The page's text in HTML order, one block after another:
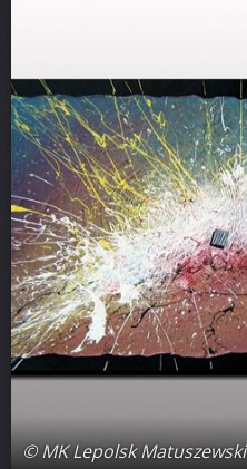
© MK Lepolsk Matuszewski